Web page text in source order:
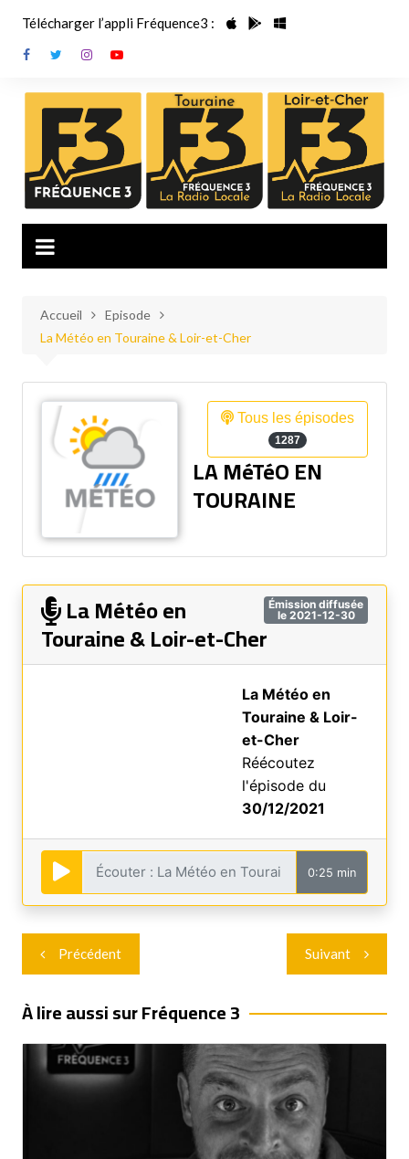
contenu
Télécharger l’appli Fréquence3 :
Accueil
Episode
La Météo en Touraine & Loir-et-Cher
Tous les épisodes
1287
LA MéTéO EN
TOURAINE
Émission diffusée
le 2021-12-30
La Météo en
Touraine & Loir-et-Cher
La Météo en
Touraine & Loir-
et-Cher
Réécoutez
l'épisode du
30/12/2021
0:25 min
Navigation
de
l’article
Précédent Suivant
À lire aussi sur Fréquence 3